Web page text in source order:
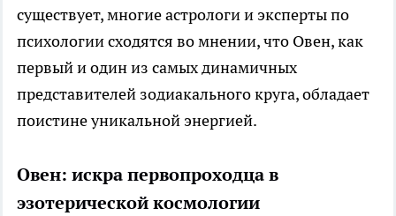
существует, многие астрологи и эксперты по
психологии сходятся во мнении, что Овен, как
первый и один из самых динамичных
представителей зодиакального круга, обладает
поистине уникальной энергией.
Овен: искра первопроходца в
эзотерической космологии